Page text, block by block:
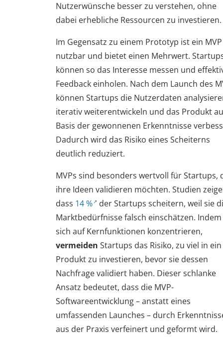
Nutzerwünsche besser zu verstehen, ohne
dabei erhebliche Ressourcen zu investieren.
Im Gegensatz zu einem Prototyp ist ein MVP
nutzbar und bietet einen Mehrwert.
können so das Interesse messen und
Feedback einholen. Nach dem Launch des
können Startups die Nutzerdaten
iterativ weiterentwickeln und das Produkt
Basis der gewonnenen Erkenntnisse
Dadurch wird das Risiko eines Scheiterns
deutlich reduziert.
MVPs sind besonders wertvoll für Startups,
ihre Ideen validieren möchten. Studien
dass 14 %
der Startups scheitern, weil sie
Marktbedürfnisse falsch einschätzen. Indem
sich auf Kernfunktionen konzentrieren,
vermeiden Startups das Risiko, zu viel in ein
Produkt zu investieren, bevor sie dessen
Nachfrage validiert haben. Dieser schlanke
Ansatz bedeutet, dass die MVP-
Softwareentwicklung – anstatt eines
umfassenden Launches – durch
aus der Praxis verfeinert und geformt wird.